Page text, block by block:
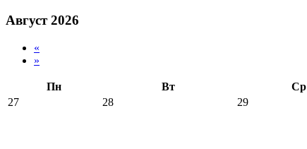
Август 2026
«
»
Пн Вт Ср
27
28 29